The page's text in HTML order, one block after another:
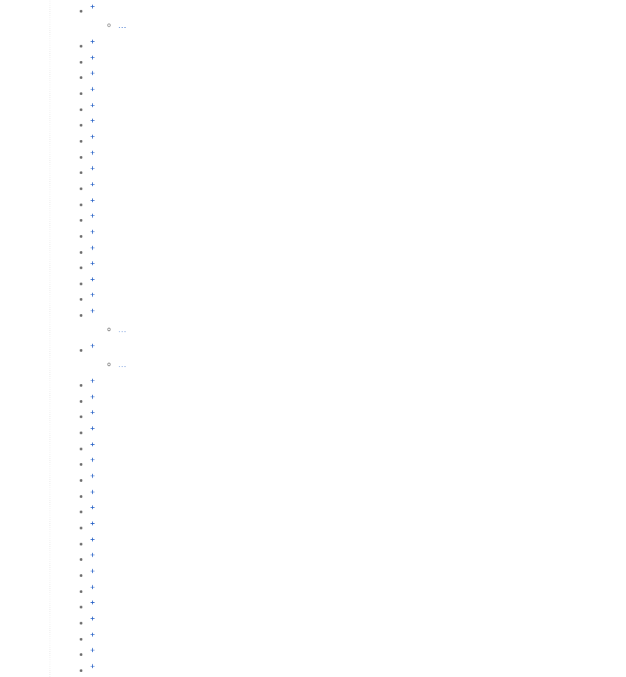
+
...
+
+
+
+
+
+
+
+
+
+
+
+
+
+
+
+
+
+
...
+
...
+
+
+
+
+
+
+
+
+
+
+
+
+
+
+
+
+
+
+